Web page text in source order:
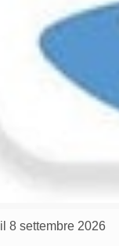
8 settembre 2026